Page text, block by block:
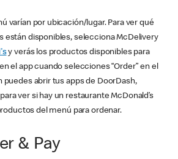
varían por ubicación/lugar. Para ver qué
están disponibles, selecciona McDelivery
y verás los productos disponibles para
el app cuando selecciones “Order” en el
puedes abrir tus apps de DoorDash,
ver si hay un restaurante McDonald’s
del menú para ordenar.
& Pay